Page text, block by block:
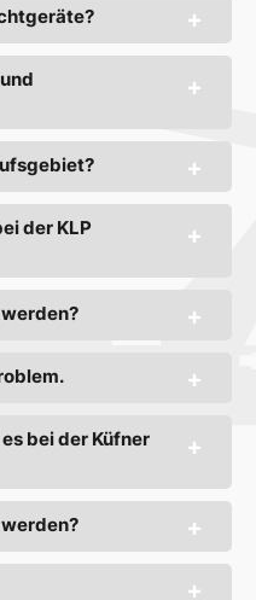
der KLP
bei der Küfner